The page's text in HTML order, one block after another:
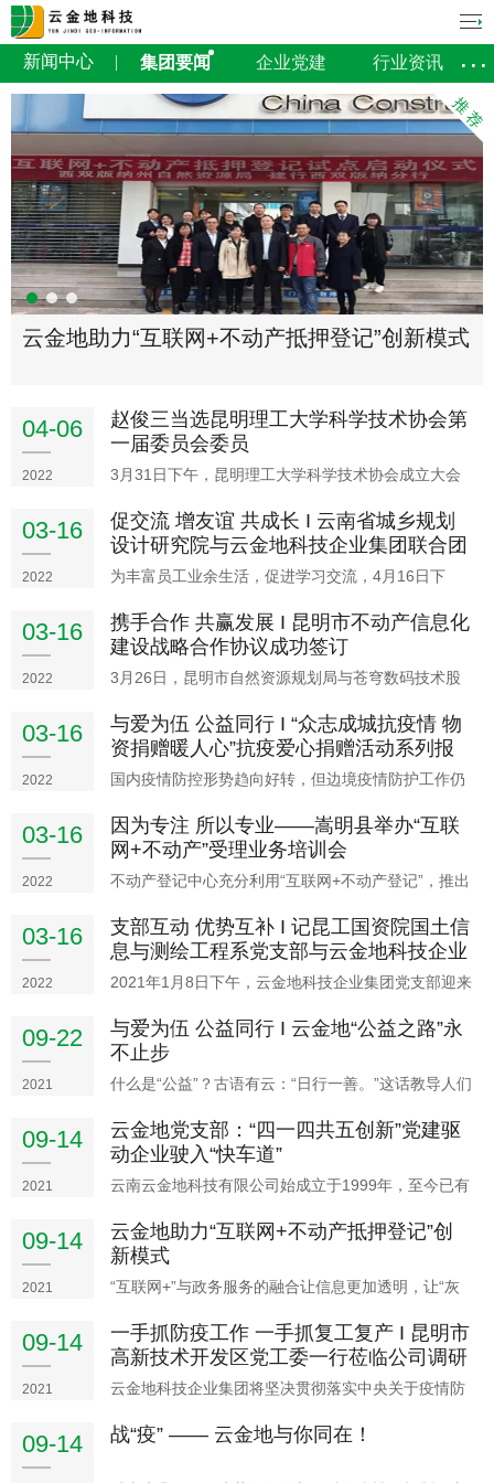
新闻中心 集团要闻 企业党建 行业资讯
云金地助力“互联网+不动产抵押登记”创新模式
04-06
2022
赵俊三当选昆明理工大学科学技术协会第
一届委员会委员
3月31日下午，昆明理工大学科学技术协会成立大会
学技术协会第一届委员会委员。云南省科学技术协会
主席、中国工程院院士朱有勇宣读了《云南省科协关
于同意成立昆明
03-16
2022
促交流 增友谊 共成长 I 云南省城乡规划
设计研究院与云金地科技企业集团联合团
建
为丰富员工业余生活，促进学习交流，4月16日下
合举办了一场团建活动，在怡景园网篮球场展开了别
开生面的体育比赛。??本次活动组织了篮球比
03-16
2022
携手合作 共赢发展 I 昆明市不动产信息化
建设战略合作协议成功签订
3月26日，昆明市自然资源规划局与苍穹数码技术股
《昆明市不动产信息化建设战略合作协议》。昆明市
自然资源规划局党组成员、副局长何斌，自然资源确
权登记局局长王
03-16
2022
与爱为伍 公益同行 I “众志成城抗疫情 物
资捐赠暖人心”抗疫爱心捐赠活动系列报
国内疫情防控形势趋向好转，但边境疫情防护工作仍
防控人员，依然冲在防控一线，牢筑生命防线，肩负
防疫重任。致敬抗疫英雄！致敬最可爱的人！2021年
3月9日、1
03-16
2022
因为专注 所以专业——嵩明县举办“互联
网+不动产”受理业务培训会
不动产登记中心充分利用“互联网+不动产登记”，推出
登记效率和水平，持续优化营商环境，实现了“互联网
+”时代的“云登记”，办事企业和群众满意度显著提升
03-16
2022
支部互动 优势互补 I 记昆工国资院国土信
息与测绘工程系党支部与云金地科技企业
集
2021年1月8日下午，云金地科技企业集团党支部迎来
程系支部委员会的各位领导和老师，共同开展了一次
党建经验交流活动。国土资源工程学院朱大明副书
记、李俊副院
09-22
2021
与爱为伍 公益同行 I 云金地“公益之路”永
不止步
什么是“公益”？古语有云：“日行一善。”这话教导人们
益”一词在1887年就已经在中国出现并被使用，清光
绪三十四年（1908年）被写入《城镇乡地方自治章程
09-14
2021
云金地党支部：“四一四共五创新”党建驱
动企业驶入“快车道”
云南云金地科技有限公司始成立于1999年，至今已有
之一，公司位于二环西路220号昆明高新区云南软件
园数码大厦A座12楼。云金地是以地理信息系统
（GIS）
09-14
2021
云金地助力“互联网+不动产抵押登记”创
新模式
“互联网+”与政务服务的融合让信息更加透明，让“灰
天下利，相忍为国、让利于民”，才能换来市场活力和
社会创造力。
09-14
2021
一手抓防疫工作 一手抓复工复产 I 昆明市
高新技术开发区党工委一行莅临公司调研
指
云金地科技企业集团将坚决贯彻落实中央关于疫情防
举措，绝不放松防疫警惕，严防死守强管控、严阵以
09-14 战“疫” —— 云金地与你同在！